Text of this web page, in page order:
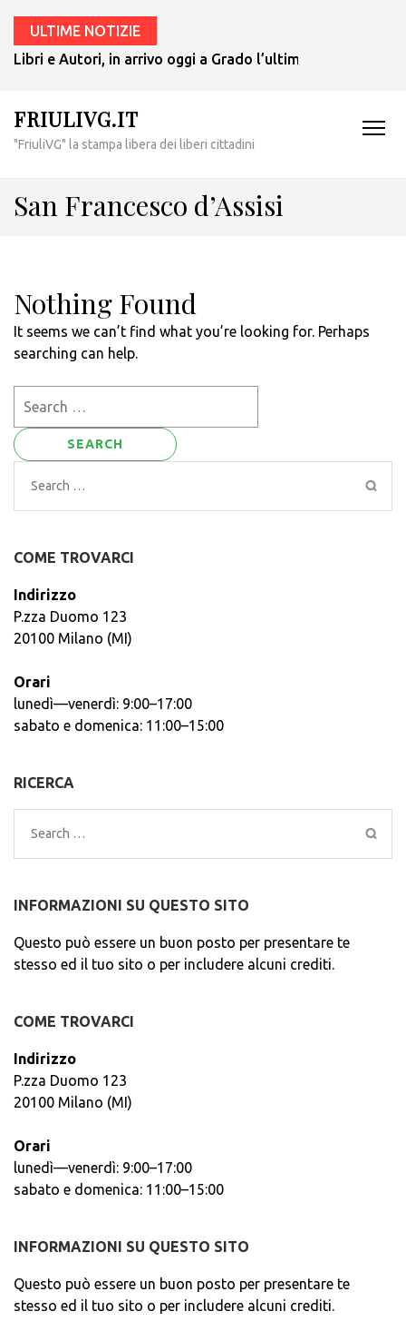
ULTIME NOTIZIE
Libri e Autori, in arrivo oggi a Grado l’ultimo giallo di
FRIULIVG.IT
"FriuliVG" la stampa libera dei liberi cittadini
San Francesco d’Assisi
Nothing Found
It seems we can’t find what you’re looking for. Perhaps
searching can help.
Search
for:
COME TROVARCI
Indirizzo
P.zza Duomo 123
20100 Milano (MI)
Orari
lunedì—venerdì: 9:00–17:00
sabato e domenica: 11:00–15:00
RICERCA
Search
for:
INFORMAZIONI SU QUESTO SITO
Questo può essere un buon posto per presentare te
stesso ed il tuo sito o per includere alcuni crediti.
COME TROVARCI
Indirizzo
P.zza Duomo 123
20100 Milano (MI)
Orari
lunedì—venerdì: 9:00–17:00
sabato e domenica: 11:00–15:00
INFORMAZIONI SU QUESTO SITO
Questo può essere un buon posto per presentare te
stesso ed il tuo sito o per includere alcuni crediti.